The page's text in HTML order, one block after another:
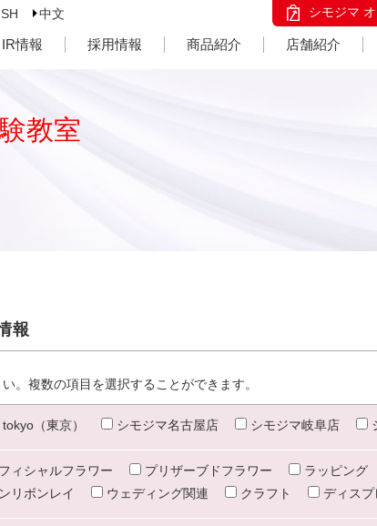
中文 シモジマ
IR情報 採用情報 商品紹介 店舗紹介
教室
報
。複数の項目を選択することができます。
（東京） シモジマ名古屋店 シモジマ岐阜店
ィシャルフラワー プリザーブドフラワー ラッピング
リボンレイ
ウェディング関連 クラフト ディスプ